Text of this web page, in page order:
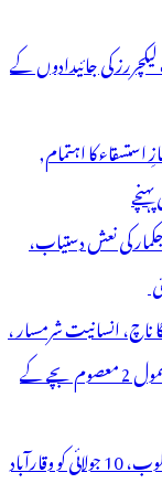
کی جائیدادوں کے
کا اہتمام,
والے راجکمار کی نعش دستیاب،
ناچ، انسانیت شرمسار ،
پو کسو کیس کے ملزم راجکمار کے ہاتھوں 6 افراد بشمول 2 معصوم بچے کے
اپولو فارمیسی میں ملازمتوں کے لیے درخواستیں مطلوب، 10 جولائی کو وقارآباد